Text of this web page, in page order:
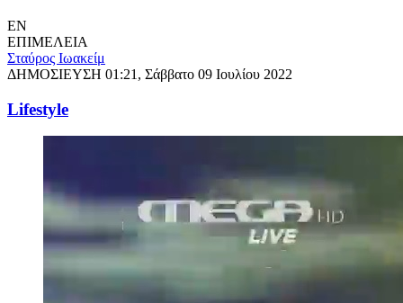
EN
ΕΠΙΜΕΛΕΙΑ
Σταύρος Ιωακείμ
ΔΗΜΟΣΙΕΥΣΗ 01:21, Σάββατο 09 Ιουλίου 2022
Lifestyle